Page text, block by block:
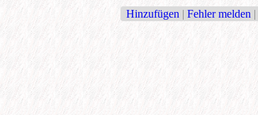
Hinzufügen | Fehler melden |